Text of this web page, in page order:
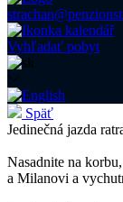
Vyhľadať pobyt
Späť
Jedinečná jazda
Nasadnite na
a Milanovi a